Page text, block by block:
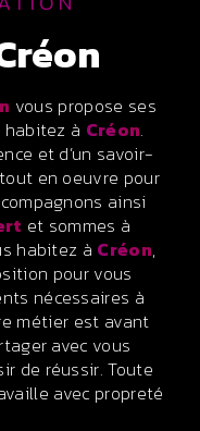
vous propose ses
habitez à Créon.
et d’un savoir-
en oeuvre pour
ainsi
et sommes à
habitez à Créon,
pour vous
nécessaires à
métier est avant
avec vous
de réussir. Toute
avec propreté